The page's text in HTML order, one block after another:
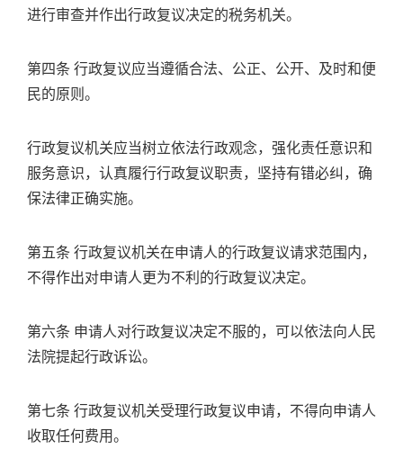
进行审查并作出行政复议决定的税务机关。
第四条 行政复议应当遵循合法、公正、公开、及时和便
民的原则。
行政复议机关应当树立依法行政观念，强化责任意识和
服务意识，认真履行行政复议职责，坚持有错必纠，确
保法律正确实施。
第五条 行政复议机关在申请人的行政复议请求范围内，
不得作出对申请人更为不利的行政复议决定。
第六条 申请人对行政复议决定不服的，可以依法向人民
法院提起行政诉讼。
第七条 行政复议机关受理行政复议申请，不得向申请人
收取任何费用。